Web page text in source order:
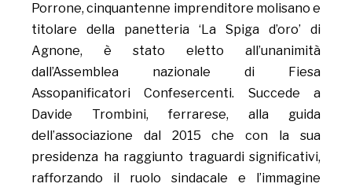
Porrone, cinquantenne imprenditore molisano e
titolare della panetteria ‘La Spiga d’oro’ di
Agnone, è stato eletto all’unanimità
dall’Assemblea nazionale di Fiesa
Assopanificatori Confesercenti. Succede a
Davide Trombini, ferrarese, alla guida
dell’associazione dal 2015 che con la sua
presidenza ha raggiunto traguardi significativi,
rafforzando il ruolo sindacale e l’immagine